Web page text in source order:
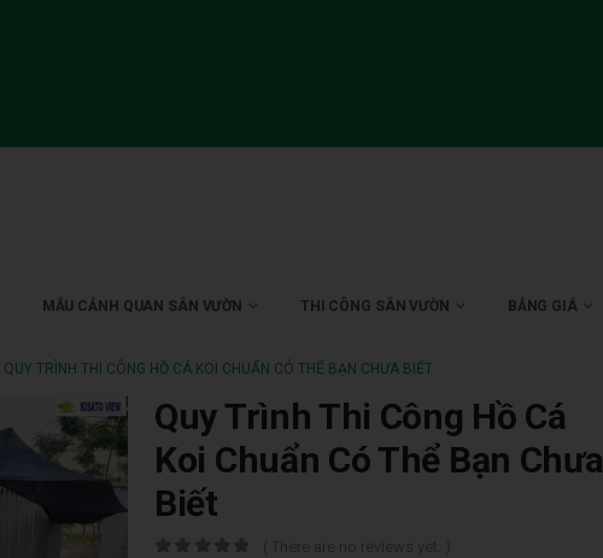
MẪU CẢNH QUAN SÂN VƯỜN THI CÔNG SÂN VƯỜN BẢNG GIÁ
QUY TRÌNH THI CÔNG HỒ CÁ KOI CHUẨN CÓ THỂ BẠN CHƯA BIẾT
Quy Trình Thi Công Hồ Cá
Koi Chuẩn Có Thể Bạn Chưa
Biết